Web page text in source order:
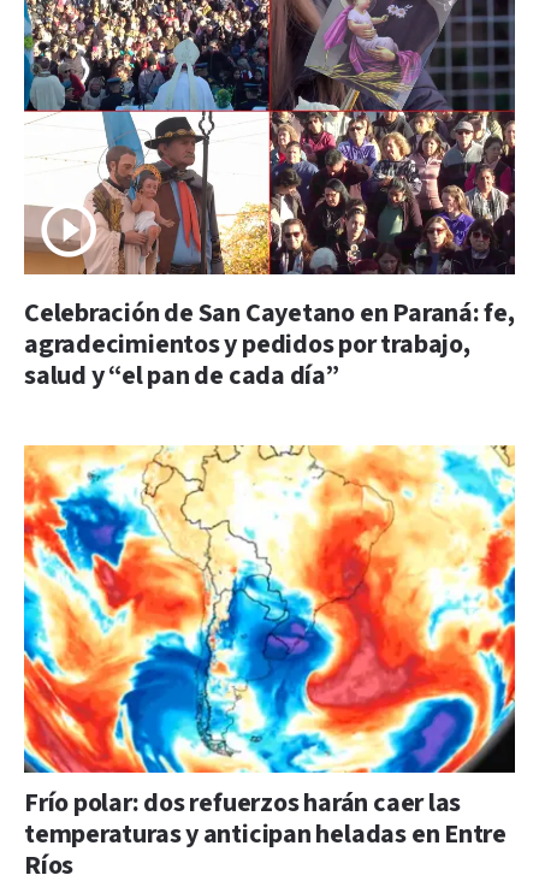
Celebración de San Cayetano en Paraná: fe,
agradecimientos y pedidos por trabajo,
salud y “el pan de cada día”
Frío polar: dos refuerzos harán caer las
temperaturas y anticipan heladas en Entre
Ríos